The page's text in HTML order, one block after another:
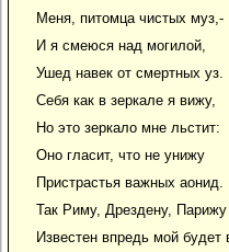
Меня, питомца чистых муз,-
И я смеюся над могилой,
Ушед навек от смертных уз.
Себя как в зеркале я вижу,
Но это зеркало мне льстит:
Оно гласит, что не унижу
Пристрастья важных аонид.
Так Риму, Дрездену, Парижу
Известен впредь мой будет